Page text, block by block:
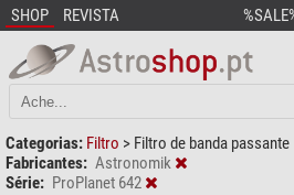
SHOP REVISTA
Categorias: Filtro > Filtro de banda passante
Fabricantes: Astronomik
Série: ProPlanet 642